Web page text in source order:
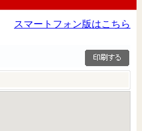
スマートフォン版はこちら